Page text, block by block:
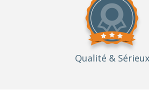
Qualité & Sérieux